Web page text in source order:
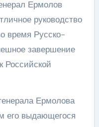
Ермолов
руководство
время Русско-
завершение
Российской
Ермолова
его выдающегося